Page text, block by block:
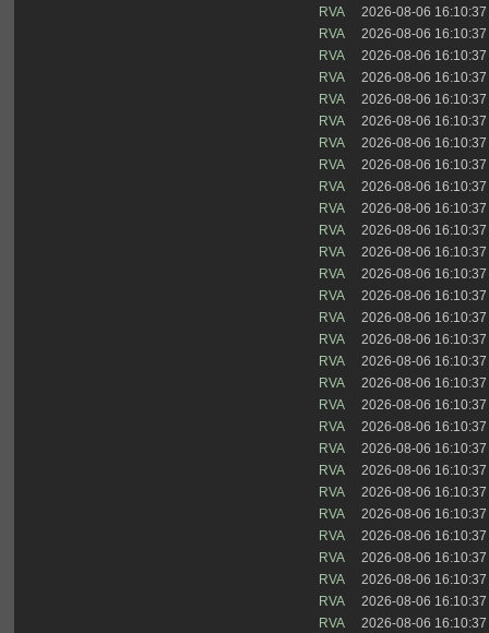
RVA
2026-08-06 16:10:37
RVA
2026-08-06 16:10:37
RVA
2026-08-06 16:10:37
RVA
2026-08-06 16:10:37
RVA
2026-08-06 16:10:37
RVA
2026-08-06 16:10:37
RVA
2026-08-06 16:10:37
RVA
2026-08-06 16:10:37
RVA
2026-08-06 16:10:37
RVA
2026-08-06 16:10:37
RVA
2026-08-06 16:10:37
RVA
2026-08-06 16:10:37
RVA
2026-08-06 16:10:37
RVA
2026-08-06 16:10:37
RVA
2026-08-06 16:10:37
RVA
2026-08-06 16:10:37
RVA
2026-08-06 16:10:37
RVA
2026-08-06 16:10:37
RVA
2026-08-06 16:10:37
RVA
2026-08-06 16:10:37
RVA
2026-08-06 16:10:37
RVA
2026-08-06 16:10:37
RVA
2026-08-06 16:10:37
RVA
2026-08-06 16:10:37
RVA
2026-08-06 16:10:37
RVA
2026-08-06 16:10:37
RVA
2026-08-06 16:10:37
RVA
2026-08-06 16:10:37
RVA
2026-08-06 16:10:37